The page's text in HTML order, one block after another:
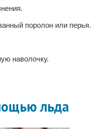
поролон или перья.
наволочку.
льда